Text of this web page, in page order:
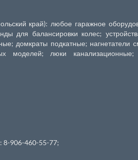
край): любое гаражное
для балансировки колес;
домкраты подкатные; нагнетатели
моделей; люки
8-906-460-55-77;